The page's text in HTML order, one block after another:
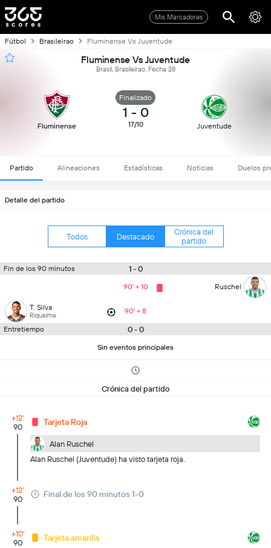
Mis Marcadores
Fútbol Brasileirao Fluminense Vs Juventude
Fluminense Vs Juventude
Brasil, Brasileirao, Fecha 28
Fluminense
Finalizado
1 - 0
17/10 Juventude
Partido Alineaciones Estadísticas Noticias Duelos
Detalle del partido
Todos Destacado
Crónica del
partido
Fin de los 90 minutos 1 - 0
90' + 10 Ruschel
T. Silva
Riquelme 90' + 8
Entretiempo 0 - 0
Sin eventos principales
Crónica del partido
+12'
90
Tarjeta Roja
Alan Ruschel
Alan Ruschel (Juventude) ha visto tarjeta roja.
+12'
90
Final de los 90 minutos 1-0
+10'
90
Tarjeta amarilla